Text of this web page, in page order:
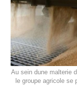
Au sein dune malterie
le groupe agricole se